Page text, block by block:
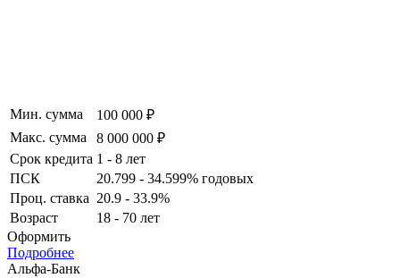
Мин. сумма
100 000 ₽
Макс. сумма
8 000 000 ₽
Срок кредита 1 - 8 лет
ПСК
20.799 - 34.599% годовых
Проц. ставка 20.9 - 33.9%
Возраст
18 - 70 лет
Оформить
Подробнее
Альфа-Банк